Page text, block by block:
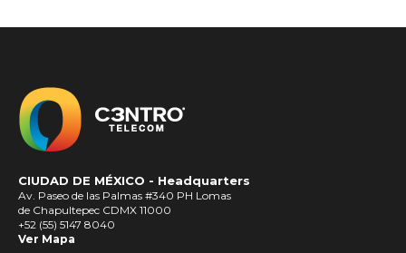
CIUDAD DE MÉXICO - Headquarters
Av. Paseo de las Palmas #340 PH Lomas
de Chapultepec CDMX 11000
+52 (55) 5147 8040
Ver Mapa